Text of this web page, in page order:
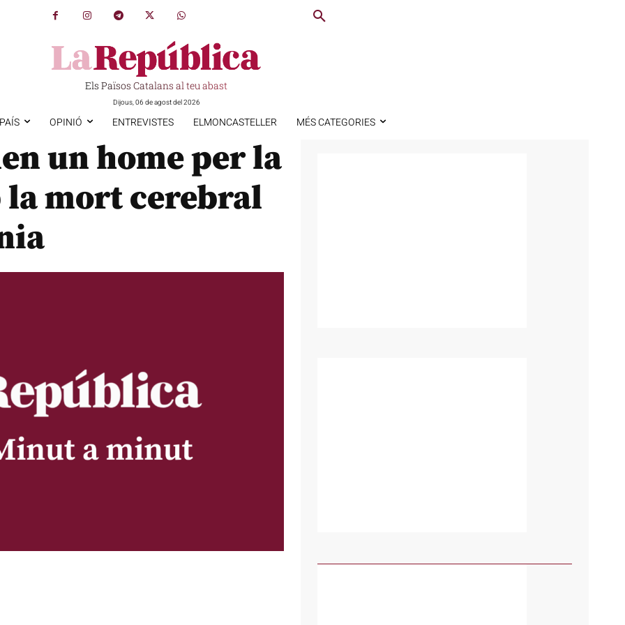
Els Països Catalans al teu abast
Dijous, 06 de agost del 2026
OPINIÓ ENTREVISTES ELMONCASTELLER MÉS CATEGORIES
un home per la
la mort cerebral